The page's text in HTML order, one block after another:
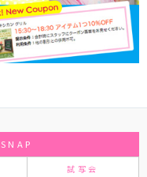
試写会